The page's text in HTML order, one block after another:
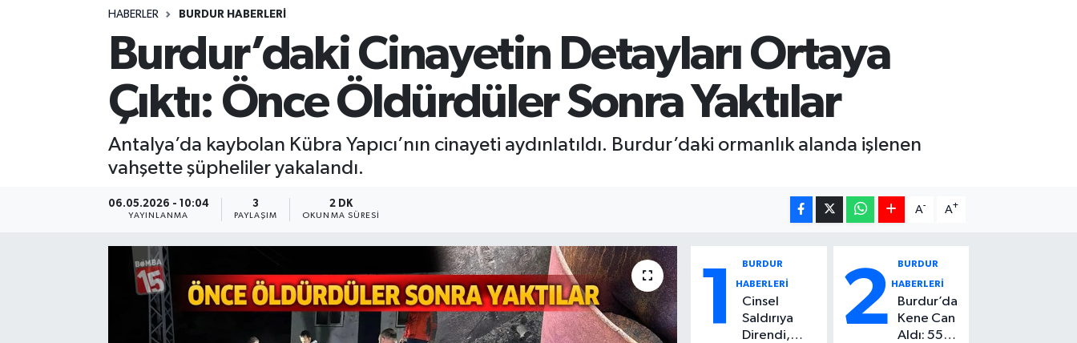
HABERLER BURDUR HABERLERİ
Burdur’daki Cinayetin Detayları Ortaya
Çıktı: Önce Öldürdüler Sonra Yaktılar
Antalya’da kaybolan Kübra Yapıcı’nın cinayeti aydınlatıldı. Burdur’daki ormanlık alanda işlenen
vahşette şüpheliler yakalandı.
06.05.2026 - 10:04
YAYINLANMA
3
PAYLAŞIM
2 DK
OKUNMA SÜRESI
A- A+
1 BURDUR
HABERLERİ
Cinsel
Saldırıya
Direndi,
2 BURDUR
HABERLERİ
Burdur’da
Kene Can
Aldı: 55